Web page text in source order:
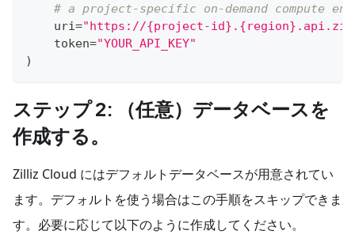
# a project-specific on-demand compute
    uri
="https://{project-
    token
="YOUR_API_KEY"
)
ステップ 2: （任意）データベースを
作成する。
Zilliz Cloud にはデフォルトデータベースが用意されてい
ます。デフォルトを使う場合はこの手順をスキップできま
す。必要に応じて以下のように作成してください。